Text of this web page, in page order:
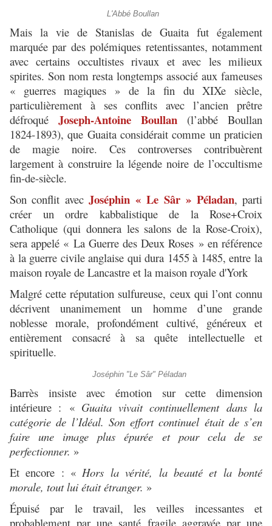
L'Abbé Boullan
Mais la vie de Stanislas de Guaita fut également
marquée par des polémiques retentissantes, notamment
avec certains occultistes rivaux et avec les milieux
spirites. Son nom resta longtemps associé aux fameuses
« guerres magiques » de la fin du XIXe siècle,
particulièrement à ses conflits avec l’ancien prêtre
défroqué Joseph-Antoine Boullan (l’abbé Boullan
1824-1893), que Guaita considérait comme un praticien
de magie noire. Ces controverses contribuèrent
largement à construire la légende noire de l’occultisme
fin-de-siècle.
Son conflit avecJoséphin « Le Sâr » Péladan, parti
créer un ordre kabbalistique de la Rose+Croix
Catholique (qui donnera les salons de la Rose-Croix),
sera appelé « La Guerre des Deux Roses » en référence
à la guerre civile anglaise qui dura 1455 à 1485, entre la
maison royale de Lancastre et la maison royale d'York
Malgré cette réputation sulfureuse, ceux qui l’ont connu
décrivent unanimement un homme d’une grande
noblesse morale, profondément cultivé, généreux et
entièrement consacré à sa quête intellectuelle et
spirituelle.
Joséphin "Le Sâr" Péladan
Barrès insiste avec émotion sur cette dimension
intérieure : « Guaita vivait continuellement dans la
catégorie de l’Idéal. Son effort continuel était de s’en
faire une image plus épurée et pour cela de se
perfectionner. »
Et encore : «Hors la vérité, la beauté et la bonté
morale, tout lui était étranger. »
Épuisé par le travail, les veilles incessantes et
probablement par une santé fragile aggravée par une